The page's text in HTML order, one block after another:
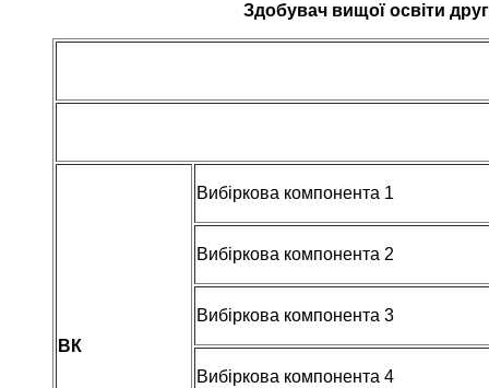
Здобувач вищої освіти
ВК
Вибіркова компонента 1
Вибіркова компонента 2
Вибіркова компонента 3
Вибіркова компонента 4